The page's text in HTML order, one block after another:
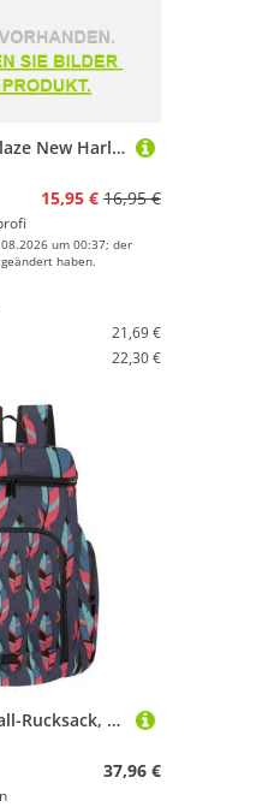
Basketball Witeblaze New Harlem
15,95 € 16,95 €
um 00:37; der
haben.
21,69 €
22,30 €
VAPOKF Basketball-Rucksack, Sporttasche mit Ball- und Schuhfach für Fußball, Volleyball, Schwimmen, Fitnessstudio, Reisen, buntes Stammesfedermuster
37,96 €